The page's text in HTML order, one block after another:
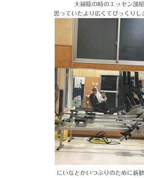
大掃除の時のエッセン部屋
思っていたより広くてびっくりし
にいなとかいつぶりのために新